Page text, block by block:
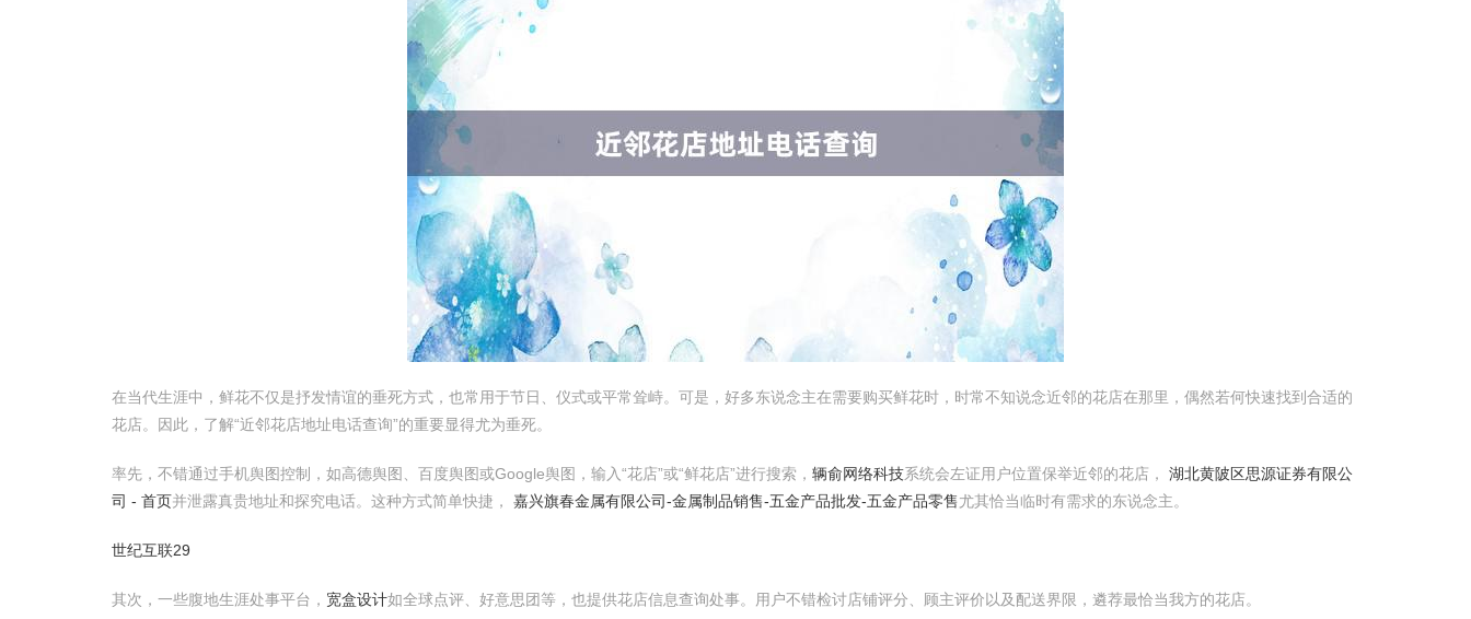
在当代生涯中，鲜花不仅是抒发情谊的垂死方式，也常用于节日、仪式或平常耸峙。可是，好多东说念主在需要购买鲜花时，时常不知说念近邻的花店在那里，偶然若何快速找到合适的
花店。因此，了解“近邻花店地址电话查询”的重要显得尤为垂死。
率先，不错通过手机舆图控制，如高德舆图、百度舆图或Google舆图，输入“花店”或“鲜花店”进行搜索， 辆俞网络科技系统会左证用户位置保举近邻的花店， 湖北黄陂区思源证券有限公
司 - 首页并泄露真贵地址和探究电话。这种方式简单快捷， 嘉兴旗春金属有限公司-金属制品销售-五金产品批发-五金产品零售尤其恰当临时有需求的东说念主。
世纪互联29
其次，一些腹地生涯处事平台， 宽盒设计如全球点评、好意思团等，也提供花店信息查询处事。用户不错检讨店铺评分、顾主评价以及配送界限，遴荐最恰当我方的花店。